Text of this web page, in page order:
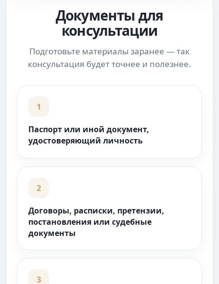
Документы для
консультации
Подготовьте материалы заранее — так
консультация будет точнее и полезнее.
1
Паспорт или иной документ,
удостоверяющий личность
2
Договоры, расписки, претензии,
постановления или судебные
документы
3